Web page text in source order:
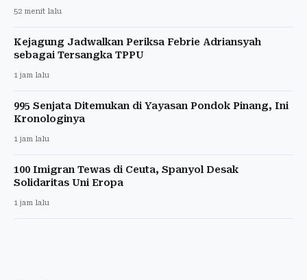
52 menit lalu
Kejagung Jadwalkan Periksa Febrie Adriansyah
sebagai Tersangka TPPU
1 jam lalu
995 Senjata Ditemukan di Yayasan Pondok Pinang, Ini
Kronologinya
1 jam lalu
100 Imigran Tewas di Ceuta, Spanyol Desak
Solidaritas Uni Eropa
1 jam lalu